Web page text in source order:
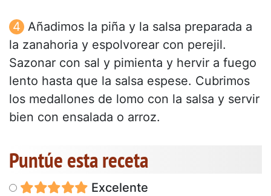
Añadimos la piña y la salsa preparada a
la zanahoria y espolvorear con perejil.
Sazonar con sal y pimienta y hervir a fuego
lento hasta que la salsa espese. Cubrimos
los medallones de lomo con la salsa y servir
bien con ensalada o arroz.
Puntúe esta receta
Excelente